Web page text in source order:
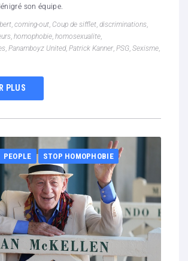
son équipe.
coming-out Coup de sifflet discriminations
homophobie homosexualite
Panamboyz United, Patrick Kanner PSG Sexisme
PLUS
PEOPLE STOP HOMOPHOBIE